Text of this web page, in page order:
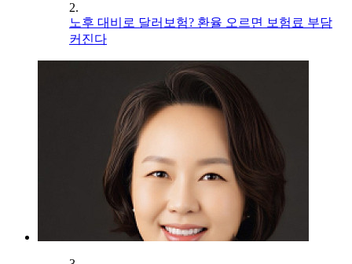
2.
노후 대비로 달러보험? 환율 오르면 보험료 부담
커진다